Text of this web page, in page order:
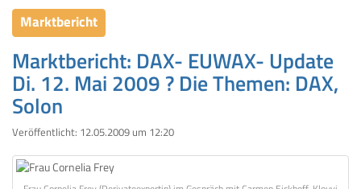
Marktbericht
Marktbericht: DAX- EUWAX- Update
Di. 12. Mai 2009 ? Die Themen: DAX,
Solon
Veröffentlicht: 12.05.2009 um 12:20